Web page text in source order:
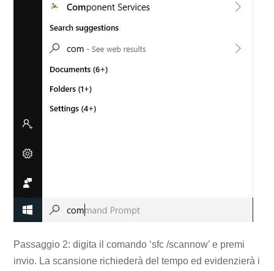
Passaggio 2: digita il comando ‘sfc /scannow’ e premi
invio. La scansione richiederà del tempo ed evidenzierà i